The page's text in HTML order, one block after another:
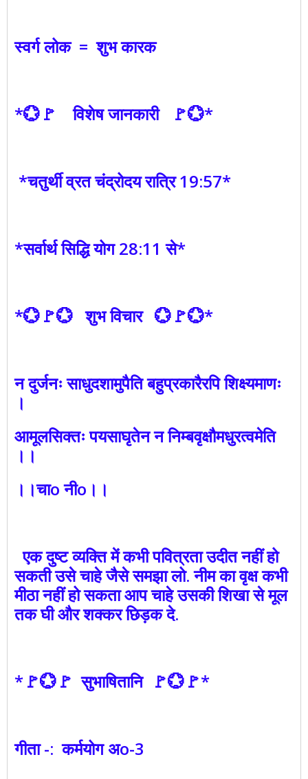
स्वर्ग लोक = शुभ कारक
*💮🚩 विशेष जानकारी 🚩💮*
*चतुर्थी व्रत चंद्रोदय रात्रि 19:57*
*सर्वार्थ सिद्धि योग 28:11 से*
*💮🚩💮 शुभ विचार 💮🚩💮*
न दुर्जनः साधुदशामुपैति बहुप्रकारैरपि शिक्ष्यमाणः
।
आमूलसिक्तः पयसाघृतेन न निम्बवृक्षौमधुरत्वमेति
।।
।।चाo नीo।।
एक दुष्ट व्यक्ति में कभी पवित्रता उदीत नहीं हो
सकती उसे चाहे जैसे समझा लो. नीम का वृक्ष कभी
मीठा नहीं हो सकता आप चाहे उसकी शिखा से मूल
तक घी और शक्कर छिड़क दे.
*🚩💮🚩 सुभाषितानि 🚩💮🚩*
गीता -: कर्मयोग अo-3